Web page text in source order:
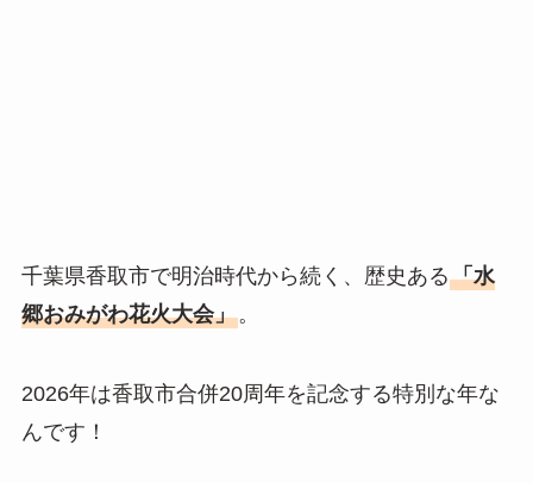
千葉県香取市で明治時代から続く、歴史ある「水
郷おみがわ花火大会」。
2026年は香取市合併20周年を記念する特別な年な
んです！